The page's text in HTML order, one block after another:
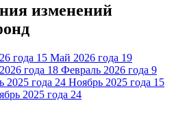
изменений
года 15 Май 2026 года 19
года 18 Февраль 2026 года 9
2025 года 24 Ноябрь 2025 года 15
2025 года 24